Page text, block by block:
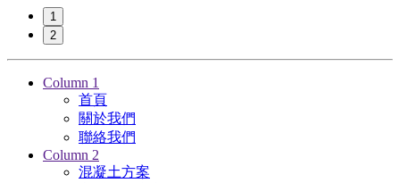
1
2
Column 1
首頁
關於我們
聯絡我們
Column 2
混凝土方案